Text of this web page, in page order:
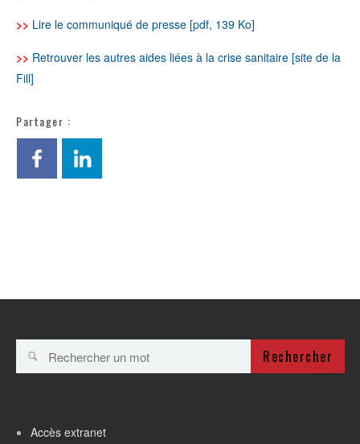
>> Lire le communiqué de presse [pdf, 139 Ko]
>> Retrouver les autres aides liées à la crise sanitaire [site de la
Fill]
Partager :
Rechercher
Accès extranet